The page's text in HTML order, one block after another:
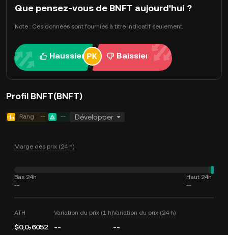
Que pensez-vous de BNFT aujourd'hui ?
Note : Ces données sont fournies à titre indicatif seulement.
Haussier Baissier
Profil BNFT(BNFT)
Rang -- -- Développer
Marge des prix (24 h)
Bas 24h
--
Haut 24h
--
ATH
$0,0₇6052
Variation du prix (1 h)
--
Variation du prix (24 h)
--